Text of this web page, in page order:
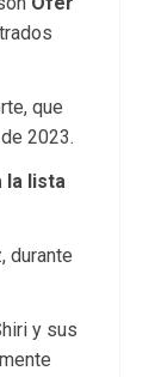
que
2023.
la lista
durante
y sus